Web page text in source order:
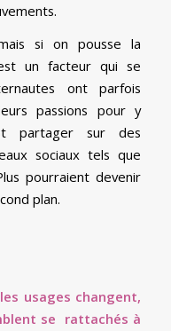
si on pousse la
un facteur qui se
ont parfois
passions pour y
partager sur des
sociaux tels que
pourraient devenir
plan.
usages changent,
se rattachés à